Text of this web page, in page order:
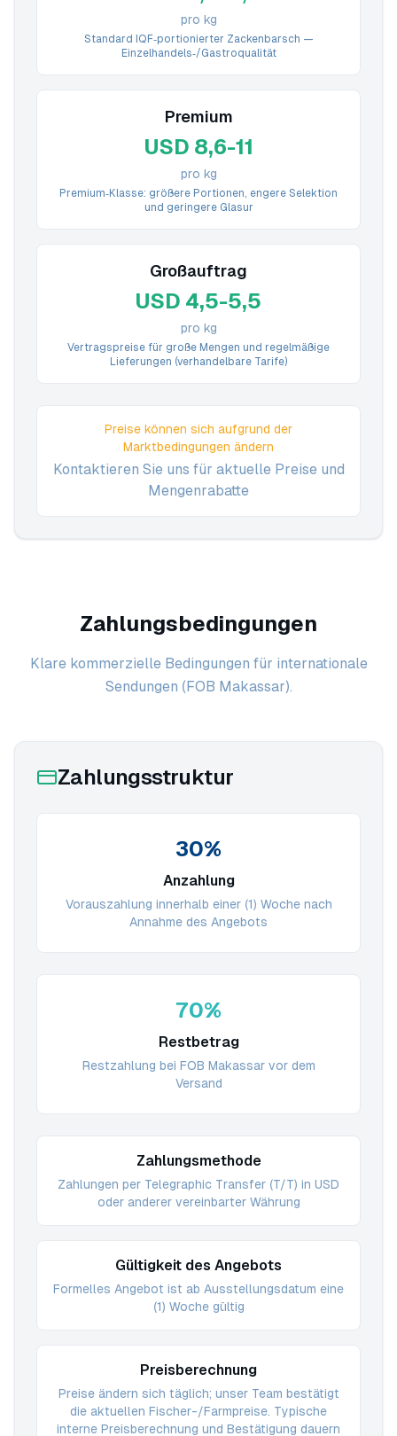
pro kg
Standard IQF‑portionierter Zackenbarsch —
Einzelhandels‑/Gastroqualität
Premium
USD 8,6-11
pro kg
Premium‑Klasse: größere Portionen, engere Selektion
und geringere Glasur
Großauftrag
USD 4,5-5,5
pro kg
Vertragspreise für große Mengen und regelmäßige
Lieferungen (verhandelbare Tarife)
Preise können sich aufgrund der
Marktbedingungen ändern
Kontaktieren Sie uns für aktuelle Preise und
Mengenrabatte
Zahlungsbedingungen
Klare kommerzielle Bedingungen für internationale
Sendungen (FOB Makassar).
Zahlungsstruktur
30%
Anzahlung
Vorauszahlung innerhalb einer (1) Woche nach
Annahme des Angebots
70%
Restbetrag
Restzahlung bei FOB Makassar vor dem
Versand
Zahlungsmethode
Zahlungen per Telegraphic Transfer (T/T) in USD
oder anderer vereinbarter Währung
Gültigkeit des Angebots
Formelles Angebot ist ab Ausstellungsdatum eine
(1) Woche gültig
Preisberechnung
Preise ändern sich täglich; unser Team bestätigt
die aktuellen Fischer-/Farmpreise. Typische
interne Preisberechnung und Bestätigung dauern